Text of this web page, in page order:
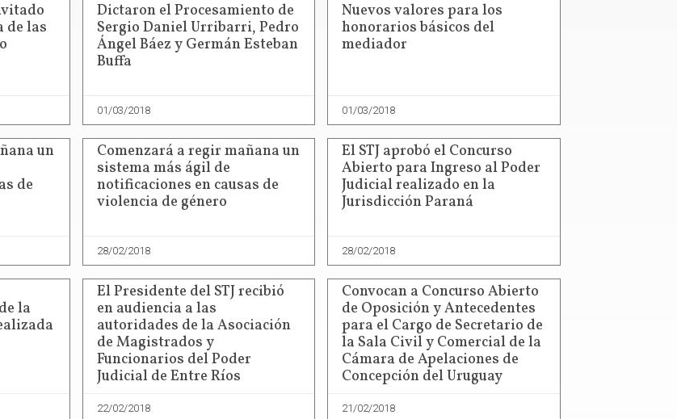
de las
Dictaron el Procesamiento de
Sergio Daniel Urribarri, Pedro
Ángel Báez y Germán Esteban
Buffa
01/03/2018
Nuevos valores para los
honorarios básicos del
mediador
01/03/2018
un
de
Comenzará a regir mañana un
sistema más ágil de
notificaciones en causas de
violencia de género
28/02/2018
El STJ aprobó el Concurso
Abierto para Ingreso al Poder
Judicial realizado en la
Jurisdicción Paraná
28/02/2018
la
El Presidente del STJ recibió
en audiencia a las
autoridades de la Asociación
de Magistrados y
Funcionarios del Poder
Judicial de Entre Ríos
22/02/2018
Convocan a Concurso Abierto
de Oposición y Antecedentes
para el Cargo de Secretario de
la Sala Civil y Comercial de la
Cámara de Apelaciones de
Concepción del Uruguay
21/02/2018